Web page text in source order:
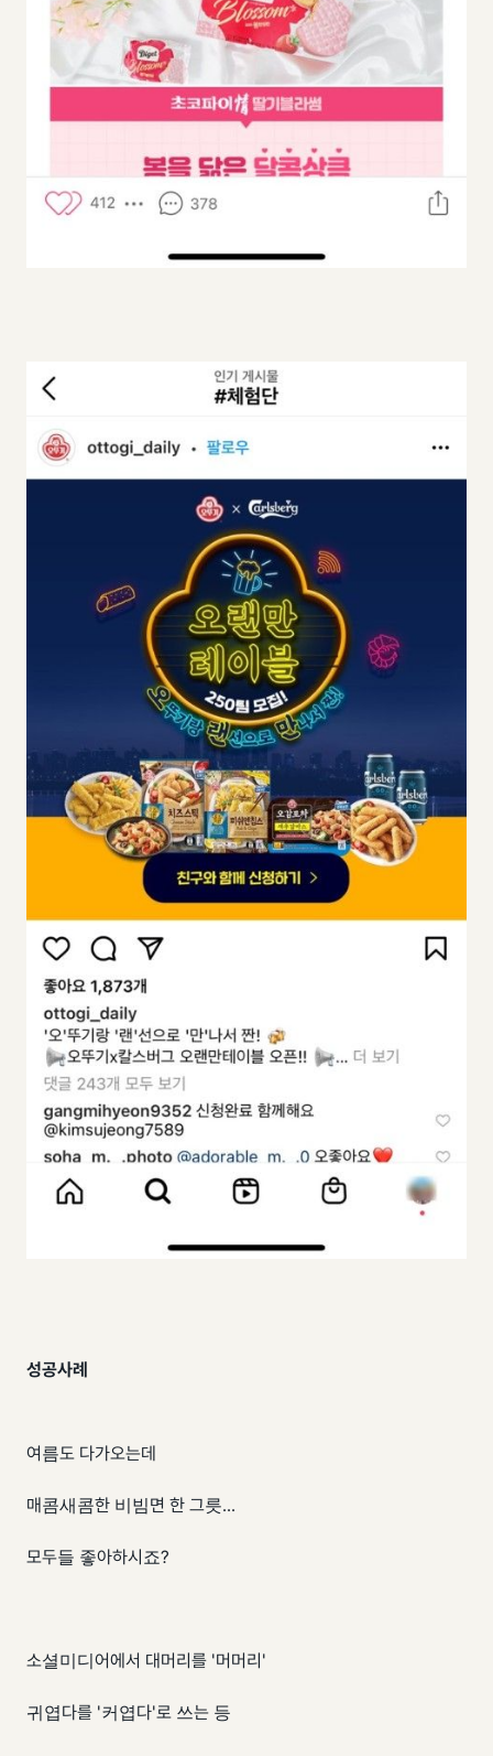
성공사례
여름도 다가오는데
매콤새콤한 비빔면 한 그릇...
모두들 좋아하시죠?
소셜미디어에서 대머리를 '머머리'
귀엽다를 '커엽다'로 쓰는 등